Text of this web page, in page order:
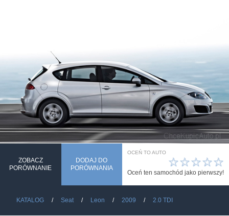
ZOBACZ
PORÓWNANIE
DODAJ DO
PORÓWNANIA
OCEŃ TO AUTO
☆
☆
☆
☆
☆
Oceń ten samochód jako pierwszy!
KATALOG Seat Leon 2009 2.0 TDI